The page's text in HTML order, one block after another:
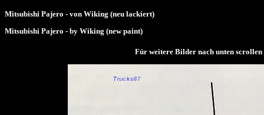
Mitsubishi Pajero - von Wiking (neu lackiert)
Mitsubishi Pajero - by Wiking (new paint)
Für weitere Bilder nach unten